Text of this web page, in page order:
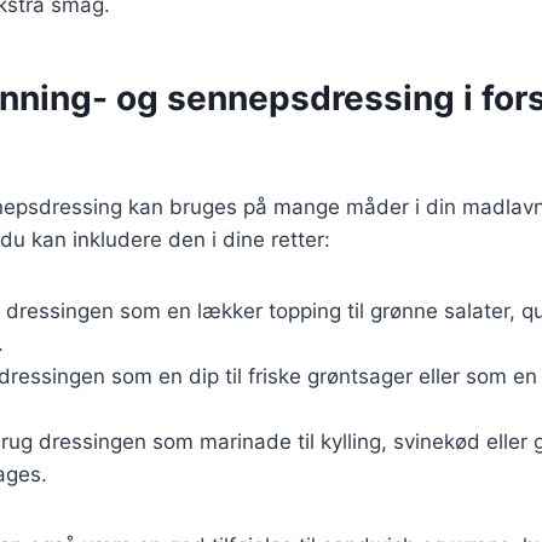
smag.
og sennepsdressing i
kan bruges på mange måder i din
kan inkludere den i dine retter:
dressingen som en lækker topping til grønne salater,
som en dip til friske grøntsager eller som
dressingen som marinade til kylling, svinekød eller